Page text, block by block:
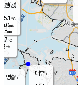
의도
℃
m/s
mm
영흥도
대부도
34.3
인천(공)
35.1℃
4.0m/s
-mm